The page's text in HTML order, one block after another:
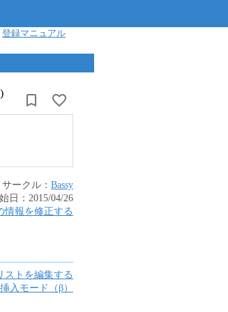
登録マニュアル
サークル： Bassy
日： 2015/04/26
情報を修正する
ストを編集する
入モード（β）